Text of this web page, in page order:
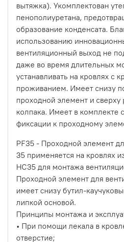
вытяжка). Укомплектован
пенополиуретана,
образование конденсата.
использованию
вентиляционный выход не
даже во время длительных
устанавливать на кровлях с
проживанием. Имеет снизу
проходной элемент и сверху
колпака. Имеет в комплекте
фиксации к проходному
PF35 - Проходной элемент
35 применяется на кровлях
НС35 для монтажа
Проходной элемент для
имеет снизу бутил-
липкой основой.
Принципы монтажа и
• При помощи лекала в
отверстие;